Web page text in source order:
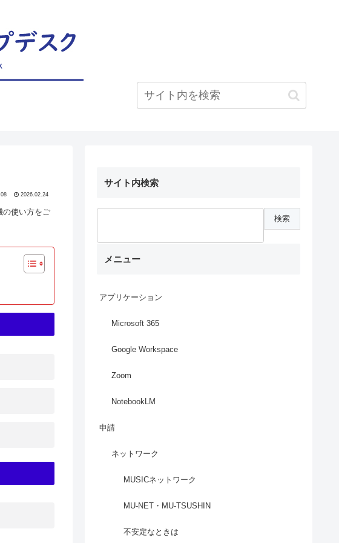
2026.02.24
の使い方をご
サイト内検索
メニュー
アプリケーション
Microsoft 365
Google Workspace
Zoom
NotebookLM
申請
ネットワーク
MUSICネットワーク
MU-NET・MU-TSUSHIN
不安定なときは